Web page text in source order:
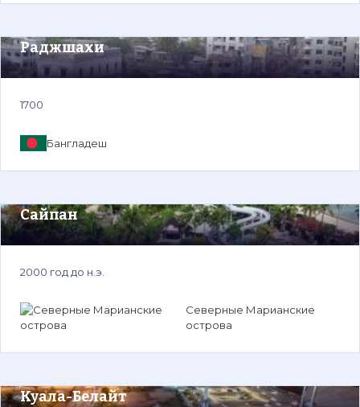
Раджшахи
1700
Бангладеш
Сайпан
2000 год до н.э.
Северные Марианские
острова
Куала-Белайт